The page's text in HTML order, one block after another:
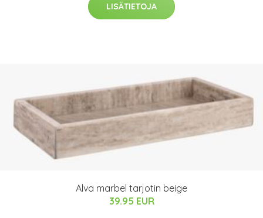
LISÄTIETOJA
Alva marbel tarjotin beige
39.95 EUR